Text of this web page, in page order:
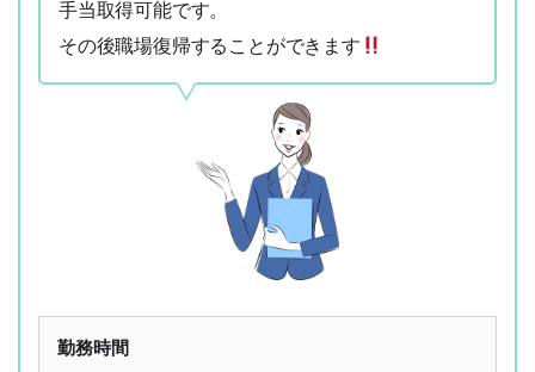
手当取得可能です。
その後職場復帰することができます
勤務時間